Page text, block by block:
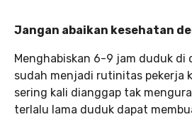
Jangan abaikan kesehatan
Menghabiskan 6-9 jam duduk di
sudah menjadi rutinitas pekerja
sering kali dianggap tak
terlalu lama duduk dapat